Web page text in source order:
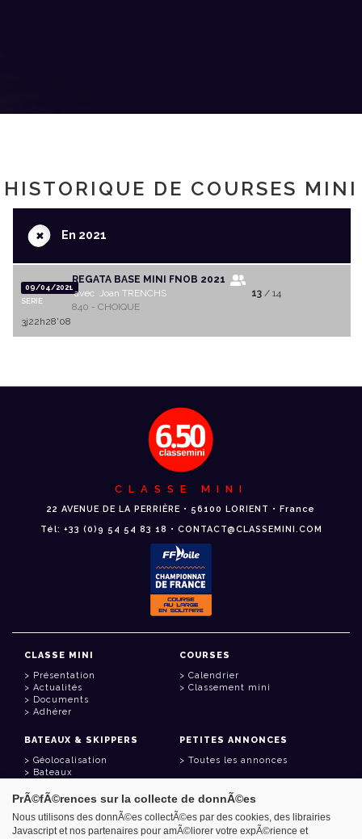
HISTORIQUE DE COURSES MINI
+En 2021
09/04/2021
SERIE
REGATA BASE MINI FNOB 2021
avec Joan TRENCHS
840 - CHOIQUE
13/ 14
3j22h28'08
CLASSE MINI
22 AVENUE DE LA PERRIÈRE • 56100 LORIENT • France
Tél: +33 (0)9 54 54 83 18 • CONTACT@CLASSEMINI.COM
CLASSE MINI
Présentation
Actualités
Documents
Adhérer
COURSES
Calendrier
Classement mini
BATEAUX & SKIPPERS
Géolocalisation
Bateaux
PETITES ANNONCES
Toutes les annonces
LIENS UTILES
Espace adhérent
PrÃ©fÃ©rences sur la collecte de donnÃ©es
Nous utilisons des donnÃ©es collectÃ©es par des cookies, des librairies
Javascript et nos partenaires pour amÃ©liorer votre expÃ©rience et